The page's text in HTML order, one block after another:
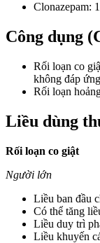
Clonazepam:
Công dụng
Rối loạn co
không đáp
Rối loạn
Liều dùng
Rối loạn co giật
Người lớn
Liều ban đầu
Có thể tăng
Liều duy trì
Liều khuyến